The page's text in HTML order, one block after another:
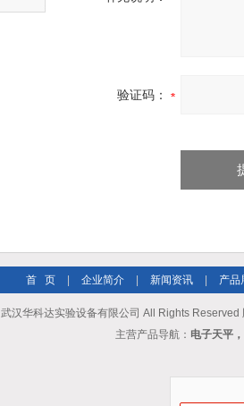
验证码：
首 页 企业简介 新闻资讯 产品
武汉华科达实验设备有限公司 All Rights Reserved
主营产品导航： 电子天平